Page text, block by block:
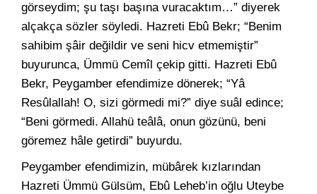
görseydim; şu taşı başına vuracaktım…” diyerek
alçakça sözler söyledi. Hazreti Ebû Bekr; “Benim
sahibim şâir değildir ve seni hicv etmemiştir”
buyurunca, Ümmü Cemîl çekip gitti. Hazreti Ebû
Bekr, Peygamber efendimize dönerek; “Yâ
Resûlallah! O, sizi görmedi mi?” diye suâl edince;
“Beni görmedi. Allahü teâlâ, onun gözünü, beni
göremez hâle getirdi” buyurdu.
Peygamber efendimizin, mübârek kızlarından
Hazreti Ümmü Gülsüm, Ebû Leheb’in oğlu Uteybe